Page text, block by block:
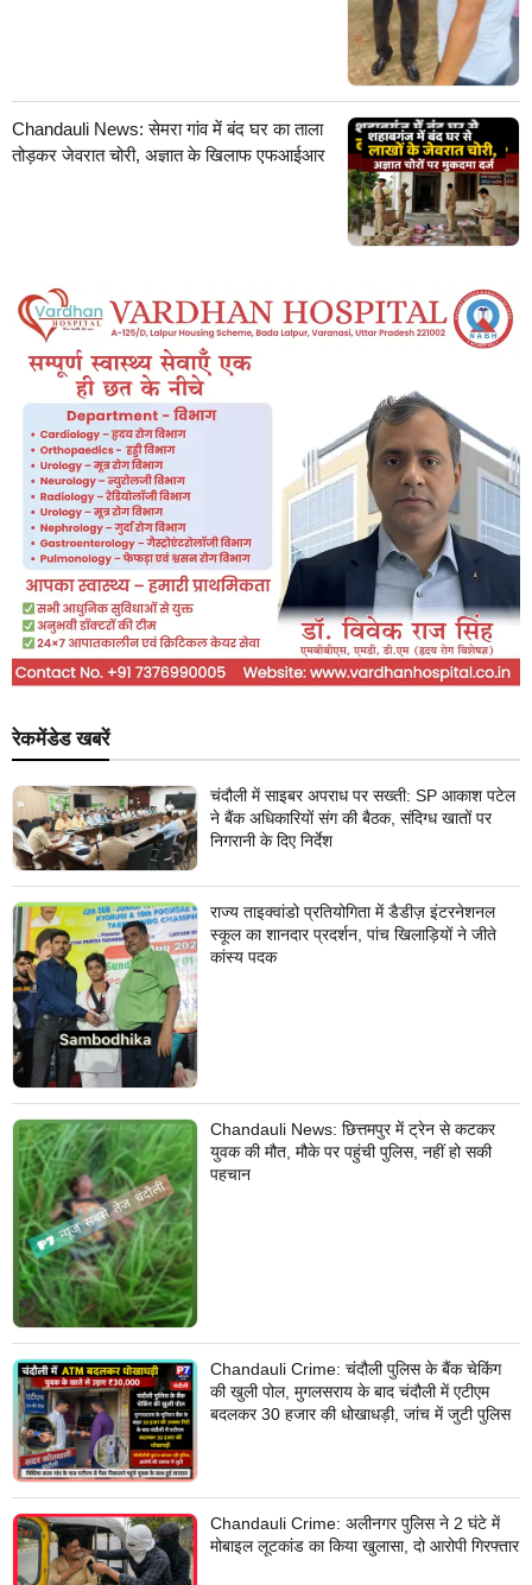
Chandauli News: सेमरा गांव में बंद घर का ताला
तोड़कर जेवरात चोरी, अज्ञात के खिलाफ एफआईआर
रेकमेंडेड खबरें
चंदौली में साइबर अपराध पर सख्ती: SP आकाश पटेल
ने बैंक अधिकारियों संग की बैठक, संदिग्ध खातों पर
निगरानी के दिए निर्देश
राज्य ताइक्वांडो प्रतियोगिता में डैडीज़ इंटरनेशनल
स्कूल का शानदार प्रदर्शन, पांच खिलाड़ियों ने जीते
कांस्य पदक
Chandauli News: छित्तमपुर में ट्रेन से कटकर
युवक की मौत, मौके पर पहुंची पुलिस, नहीं हो सकी
पहचान
Chandauli Crime: चंदौली पुलिस के बैंक चेकिंग
की खुली पोल, मुगलसराय के बाद चंदौली में एटीएम
बदलकर 30 हजार की धोखाधड़ी, जांच में जुटी पुलिस
Chandauli Crime: अलीनगर पुलिस ने 2 घंटे में
मोबाइल लूटकांड का किया खुलासा, दो आरोपी गिरफ्तार